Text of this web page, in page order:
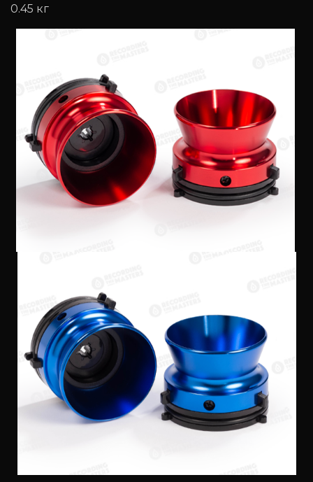
0.45 кг